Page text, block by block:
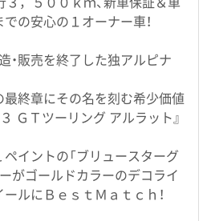
の安心の１オーナー車！
・販売を終了した独アルピナ
最終章にその名を刻む希少価値
ＧＴツーリング アルラット』
イントの「ブリュースターグ
がゴールドカラーのデコライ
ルにＢｅｓｔＭａｔｃｈ！